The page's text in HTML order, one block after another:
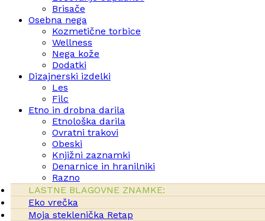
Brisače
Osebna nega
Kozmetične torbice
Wellness
Nega kože
Dodatki
Dizajnerski izdelki
Les
Filc
Etno in drobna darila
Etnološka darila
Ovratni trakovi
Obeski
Knjižni zaznamki
Denarnice in hranilniki
Razno
LASTNE BLAGOVNE ZNAMKE:
Eko vrečka
Moja steklenička Retap